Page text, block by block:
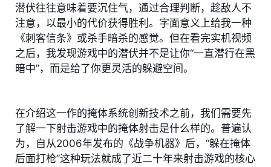
潜伏往往意味着要沉住气，通过合理判断，趁敌人不
注意，以最小的代价获得胜利。字面意义上给我一种
《刺客信条》或杀手暗杀的感觉。但在看完实机视频
之后，我发现游戏中的潜伏并不是让你“一直潜行在黑
暗中”，而是给了你更灵活的躲避空间。
在介绍这一作的掩体系统创新技术之前，我们需要先
了解一下射击游戏中的掩体射击是什么样的。普遍认
为，自从2006年发布的《战争机器》后，“躲在掩体
后面打枪”这种玩法就成了近二十年来射击游戏的核心